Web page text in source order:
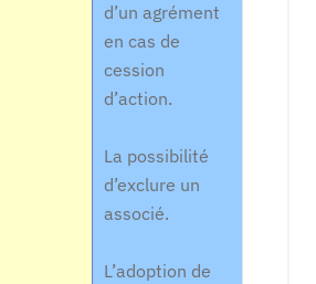
d’un agrément
en cas de
cession
d’action.
La possibilité
d’exclure un
associé.
L’adoption de